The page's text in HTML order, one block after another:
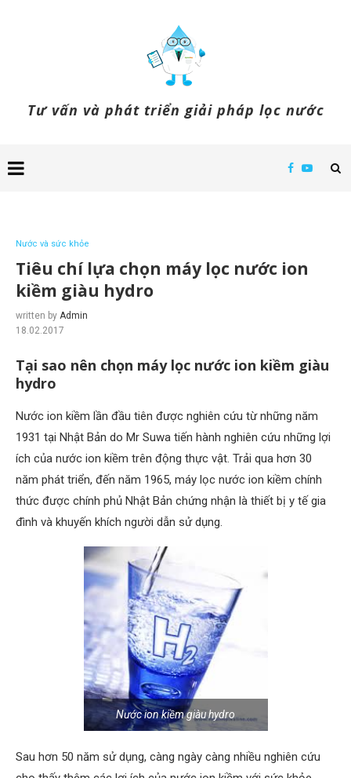
Tư vấn và phát triển giải pháp lọc nước
Nước và sức khỏe
Tiêu chí lựa chọn máy lọc nước ion
kiềm giàu hydro
written by Admin
18.02.2017
Tại sao nên chọn máy lọc nước ion kiềm giàu
hydro
Nước ion kiềm lần đầu tiên được nghiên cứu từ những năm
1931 tại Nhật Bản do Mr Suwa tiến hành nghiên cứu những lợi
ích của nước ion kiềm trên động thực vật. Trải qua hơn 30
năm phát triển, đến năm 1965, máy lọc nước ion kiềm chính
thức được chính phủ Nhật Bản chứng nhận là thiết bị y tế gia
đình và khuyến khích người dẫn sử dụng.
Nước ion kiềm giàu hydro
Sau hơn 50 năm sử dụng, càng ngày càng nhiều nghiên cứu